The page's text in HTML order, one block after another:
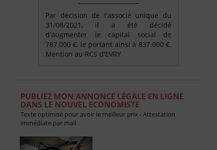
Par décision de l'associé unique du
31/08/2021, il a été décidé
d'augmenter le capital social de
787.000 €, le portant ainsi à 837.000 €.
Mention au RCS d'EVRY
PUBLIEZ MON ANNONCE LÉGALE EN LIGNE
DANS LE NOUVEL ECONOMISTE
Texte optimisé pour avoir le meilleur prix - Attestation
immédiate par mail